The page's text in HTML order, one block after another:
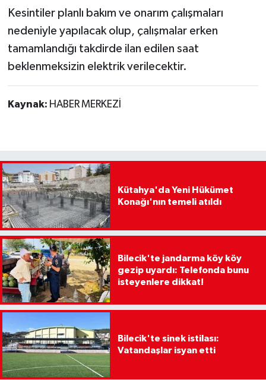
Kesintiler planlı bakım ve onarım çalışmaları
nedeniyle yapılacak olup, çalışmalar erken
tamamlandığı takdirde ilan edilen saat
beklenmeksizin elektrik verilecektir.
Kaynak: HABER MERKEZİ
Kütahya'da Yeni Hükümet
Konağı'nın temeli atıldı
Bilecik'te jandarma köy köy
gezip uyardı: Telefonda bunu
isteyenlere dikkat!
Bilecik'te sinek istilası:
Vatandaşlar isyan etti